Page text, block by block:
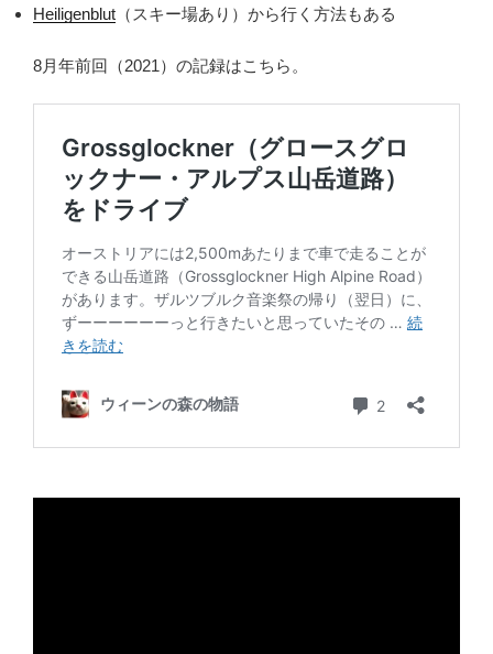
Heiligenblut （スキー場あり）から行く方法もある
8月年前回（2021）の記録はこちら。